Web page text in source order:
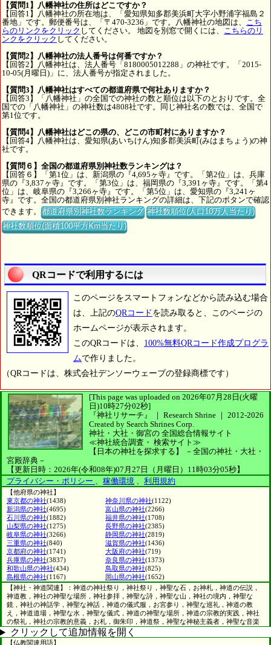
【質問1】八幡神社の住所はどこですか？
【回答1】八幡神社の所在地は、「愛知県知多郡美浜町大字小野浦字福島２
番地」です。郵便番号は、「〒470-3236」です。八幡神社の地図は、 こち
らのリンクをクリック してください。 地図を別窓で開くには、 こちらのリ
ンクをクリック してください。
【質問2】八幡神社の法人番号は何番ですか？
【回答2】八幡神社は、法人番号「8180005012288」の神社です。「2015-
10-05(月曜日)」に、法人番号が指定されました。
【質問3】八幡神社はすべての都道府県で何社ありますか？
【回答3】「八幡神社」の全国での神社の数と順位は以下のとおりです。全
国での「八幡神社」の神社数は4808社です。同じ神社名の数では、全国で
第1位です。
【質問4】八幡神社はどこの県の、どこの市町村にありますか？
【回答4】八幡神社は、愛知県(あいちけん)知多郡美浜町(みはまちょう)の神
社です。
【質問６】全国の都道府県別神社数ランキングは？
【回答６】「第1位」は、新潟県の『4,695ヶ寺』です。「第2位」は、兵庫
県の『3,837ヶ寺』です。「第3位」は、福岡県の『3,391ヶ寺』です。「第4
位」は、岐阜県の『3,266ヶ寺』です。「第5位」は、愛知県の『3,241ヶ
寺』です。全国の都道府県別神社ランキングの詳細は、下記のボタンで確認
できます。都道府県別神社数ランキング 神社数順位(人口10万人当たり)
神社数順位(面積100平方Km当たり)
QRコードで利用するには
このページをスマートフォンなどから読み込む場合
は、上記のQRコード を読み取ると、このページの
ホームページが表示されます。
このQRコードは、 100%無料QRコード作成プログラ
ムで作りました。
（QRコードは、株式会社デンソーウェーブの登録商標です）
[This page was uploaded on 2026年07月28日(火曜
日)10時27分02秒]
『神社リサーチ』 ｜ Research Shrine ｜ 2012-2026
Created by Search Shrines Corp.
神社・大社・御宮の 全国総合情報サイト
≪神社統合調査・ 検索サイト≫
【日本の神社を探求する】
－全国の神社・大社・
宮殿辞典－
【更新日時：2026年(令和08年)07月27日（月曜日）11時03分05秒】
プライバシー・ポリシー 、 稼働環境 、 利用規約
【他府県の神社】
東京都の神社(1438) 神奈川県の神社(1122)
新潟県の神社(4695) 富山県の神社(2266)
石川県の神社(1882) 福井県の神社(1708)
山梨県の神社(1275) 長野県の神社(2385)
岐阜県の神社(3266) 静岡県の神社(2819)
三重県の神社(840) 滋賀県の神社(1436)
京都府の神社(1741) 大阪府の神社(719)
兵庫県の神社(3837) 奈良県の神社(1373)
和歌山県の神社(434) 鳥取県の神社(825)
島根県の神社(1167) 岡山県の神社(1652)
【神社・神道関連】：神道の神社祭り，神社祭り，神聖な石，お神札，神道の伝説，
神道教，神社の神聖な場所，神社参拝，神聖な詩，神聖な山，神社の境内，神聖な
鏡，神社の神話学，神聖な神話，神道の儀式服，お宮参り，神聖な巡礼，神道の教
え，神道道場，神聖な水，神聖な儀式，神道の神聖な場所，神道の宗教的実践，神社
の祭礼，神社の宗教的意義，お札，御朱印，神道祭，神聖な神秘主義者，神聖な音楽
クリックして追加情報を開く
【仏教関連用語】